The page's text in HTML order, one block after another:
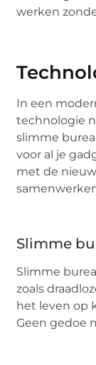
werken
In een
technologie
slimme
voor al je
met de
Slimme
Slimme
zoals
het leven op
Geen gedoe